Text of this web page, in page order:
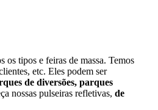
os tipos e feiras de massa. Temos
etc. Eles podem ser
de diversões, parques
nossas pulseiras refletivas, de